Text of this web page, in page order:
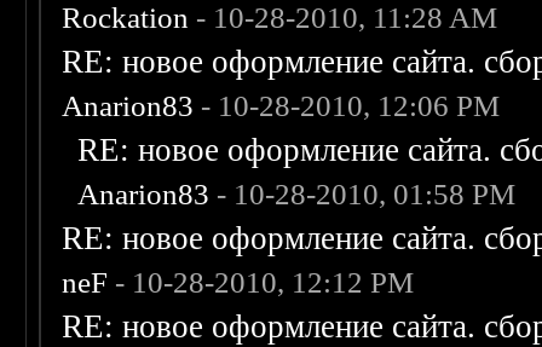
Rockation - 10-28-2010, 11:28 AM
RE: новое оформление сайта.
Anarion83 - 10-28-2010, 12:06 PM
RE: новое оформление сайта.
Anarion83 - 10-28-2010, 01:58 PM
RE: новое оформление сайта.
neF - 10-28-2010, 12:12 PM
RE: новое оформление сайта.